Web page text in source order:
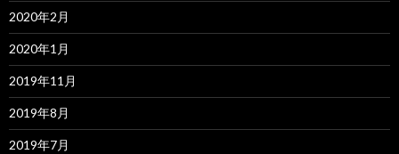
2020年2月
2020年1月
2019年11月
2019年8月
2019年7月